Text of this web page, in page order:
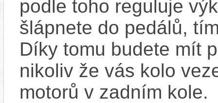
podle toho reguluje
šlápnete do pedálů,
Díky tomu budete mít
nikoliv že vás kolo
motorů v zadním kole.